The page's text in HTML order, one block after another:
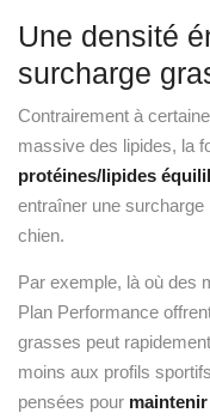
Une densité
surcharge
Contrairement à
massive des lipides, la
protéines/lipides
entraîner une
chien.
Par exemple, là où des
Plan Performance
grasses peut
moins aux profils
pensées pour